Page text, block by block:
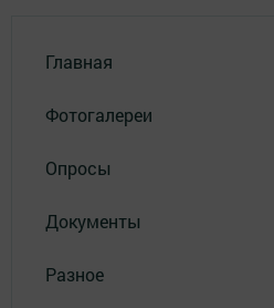
Главная
Фотогалереи
Опросы
Документы
Разное